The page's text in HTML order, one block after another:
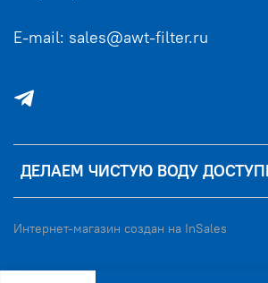
ДЕЛАЕМ ЧИСТУЮ ВОДУ
E-mail: sales@awt-filter.ru
Интернет-магазин создан на InSales